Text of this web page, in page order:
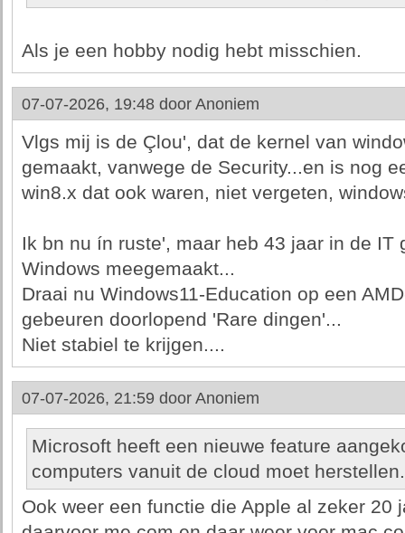
Als je een hobby nodig hebt misschien.
07-07-2026, 19:48 door Anoniem
Vlgs mij is de Çlou', dat de kernel van
gemaakt, vanwege de Security...en is nog
win8.x dat ook waren, niet vergeten,
Ik bn nu ín ruste', maar heb 43 jaar in de IT
Windows meegemaakt...
Draai nu Windows11-Education op een
gebeuren doorlopend 'Rare dingen'...
Niet stabiel te krijgen....
07-07-2026, 21:59 door Anoniem
Microsoft heeft een nieuwe feature
computers vanuit de cloud moet herstellen.
Ook weer een functie die Apple al zeker 20